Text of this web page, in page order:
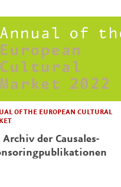
OF THE EUROPEAN CULTURAL
Archiv der Causales-